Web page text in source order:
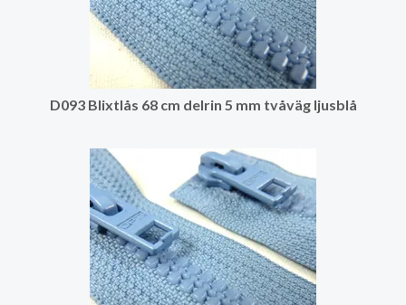
D093 Blixtlås 68 cm delrin 5 mm tvåväg ljusblå